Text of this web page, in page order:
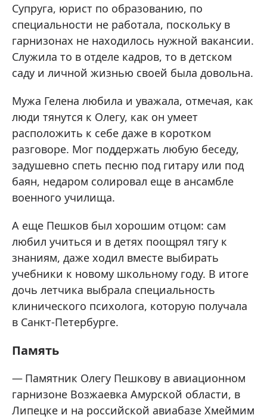
Супруга, юрист по образованию, по
специальности не работала, поскольку в
гарнизонах не находилось нужной вакансии.
Служила то в отделе кадров, то в детском
саду и личной жизнью своей была довольна.
Мужа Гелена любила и уважала, отмечая, как
люди тянутся к Олегу, как он умеет
расположить к себе даже в коротком
разговоре. Мог поддержать любую беседу,
задушевно спеть песню под гитару или под
баян, недаром солировал еще в ансамбле
военного училища.
А еще Пешков был хорошим отцом: сам
любил учиться и в детях поощрял тягу к
знаниям, даже ходил вместе выбирать
учебники к новому школьному году. В итоге
дочь летчика выбрала специальность
клинического психолога, которую получала
в Санкт-Петербурге.
Память
Памятник Олегу Пешкову в авиационном
гарнизоне Возжаевка Амурской области, в
Липецке и на российской авиабазе Хмеймим